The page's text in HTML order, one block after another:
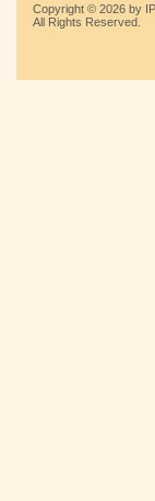
Copyright © 2026 by
All Rights Reserved.